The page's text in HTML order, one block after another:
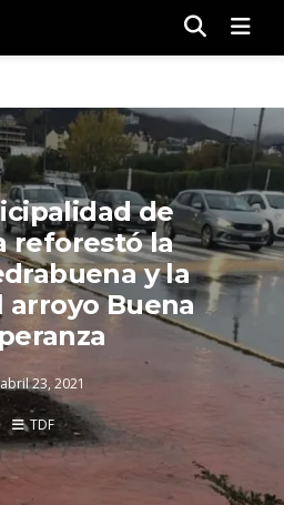
de
reforestó la
y la
arroyo Buena
abril 23, 2021
TDF